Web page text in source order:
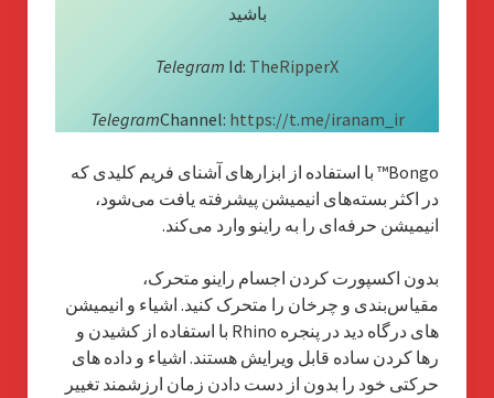
باشید
Telegram Id: TheRipperX
TelegramChannel: https://t.me/iranam_ir
Bongo™ با استفاده از ابزارهای آشنای فریم کلیدی که
در اکثر بسته‌های انیمیشن پیشرفته یافت می‌شود،
انیمیشن حرفه‌ای را به راینو وارد می‌کند.
بدون اکسپورت کردن اجسام راینو متحرک،
مقیاس‌بندی و چرخان را متحرک کنید. اشیاء و انیمیشن
های درگاه دید در پنجره Rhino با استفاده از کشیدن و
رها کردن ساده قابل ویرایش هستند. اشیاء و داده های
حرکتی خود را بدون از دست دادن زمان ارزشمند تغییر